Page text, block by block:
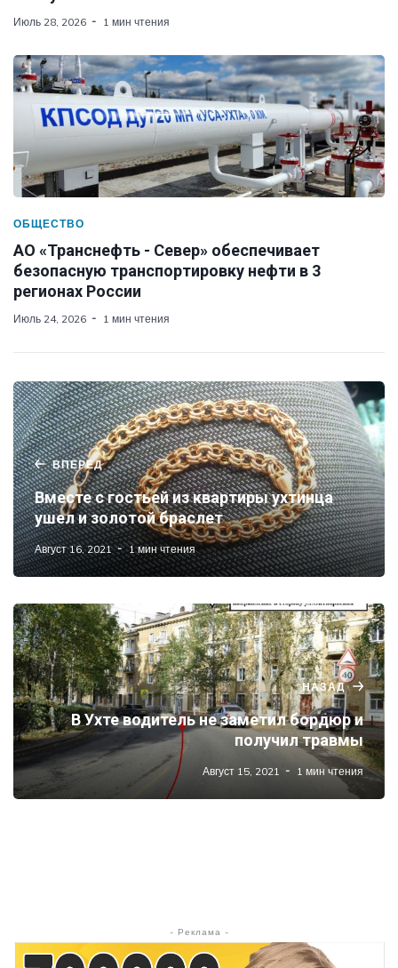
Июль 28, 2026 1 мин чтения
ОБЩЕСТВО
АО «Транснефть - Север» обеспечивает
безопасную транспортировку нефти в 3
регионах России
Июль 24, 2026 1 мин чтения
ВПЕРЕД
Вместе с гостьей из квартиры ухтинца
ушел и золотой браслет
Август 16, 2021 1 мин чтения
НАЗАД
В Ухте водитель не заметил бордюр и
получил травмы
Август 15, 2021 1 мин чтения
- Реклама -